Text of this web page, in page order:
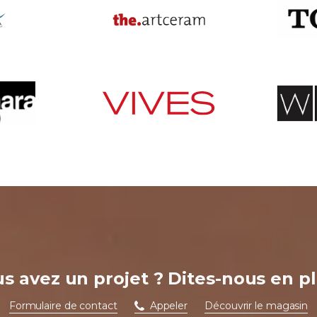
avez un projet ? Dites-nous en
Formulaire de contact Appeler Découvrir le magasin